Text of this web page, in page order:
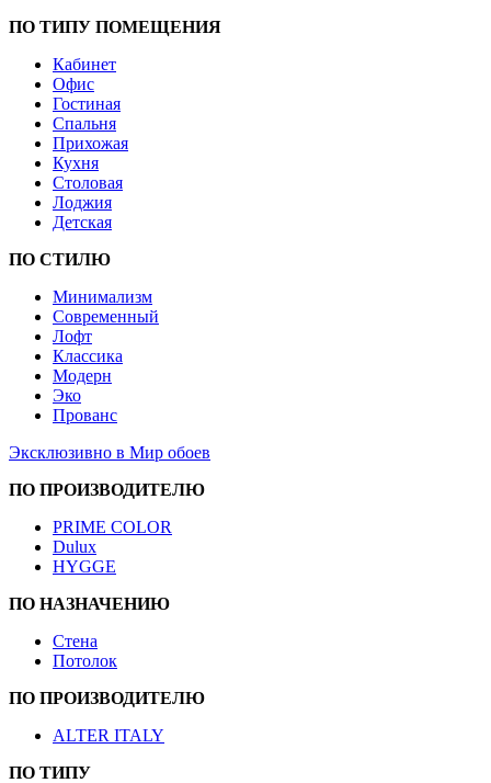
ПО ТИПУ ПОМЕЩЕНИЯ
Кабинет
Офис
Гостиная
Спальня
Прихожая
Кухня
Столовая
Лоджия
Детская
ПО СТИЛЮ
Минимализм
Современный
Лофт
Классика
Модерн
Эко
Прованс
Эксклюзивно в Мир обоев
ПО ПРОИЗВОДИТЕЛЮ
PRIME COLOR
Dulux
HYGGE
ПО НАЗНАЧЕНИЮ
Стена
Потолок
ПО ПРОИЗВОДИТЕЛЮ
ALTER ITALY
ПО ТИПУ